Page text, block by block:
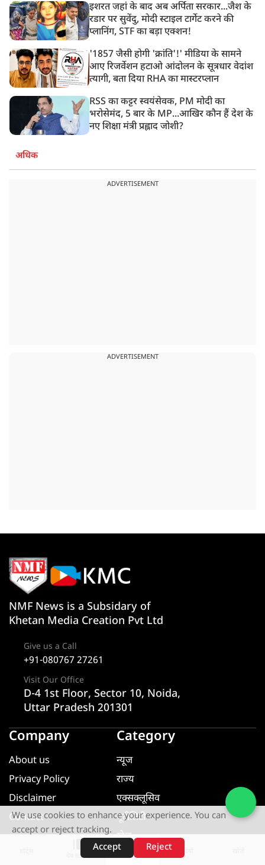
इशरत जहां के बाद अब अर्पिता सरकार...जैश के
रडार पर सुवेंदु, मोदी स्टाइल टार्गेट करने की
प्लानिंग, STF का बड़ा एक्शन!
'1857 जैसी होगी 'क्रांति'!' मीडिया के सामने
आए रिजर्वेशन हटाओ आंदोलन के सूत्रधार वेदांश
त्यागी, बता दिया RHA का मास्टरप्लान
RSS का कट्टर स्वयंसेवक, PM मोदी का
भरोसेमंद, 5 बार के MP...आखिर कौन हैं देश के
नए शिक्षा मंत्री प्रह्लाद जोशी?
अधिक
ADVERTISEMENT
ADVERTISEMENT
वेब स्टोरीज़
NMF News is a Subsidary of
Khetan Media Creation Pvt Ltd
Give us a Call
+91-080767 27261
Visit Our Office
D-4 1st Floor, Sector 10, Noida,
Uttar Pradesh 201301
Company
About us
Privacy Policy
Disclaimer
Contact
Category
न्यूज
राज्य
एक्सक्लूसिव
यूटीलिटी
खेल
मनोरंजन
We use cookies to enhance your experience. You can
accept or reject tracking.
Accept
Reject